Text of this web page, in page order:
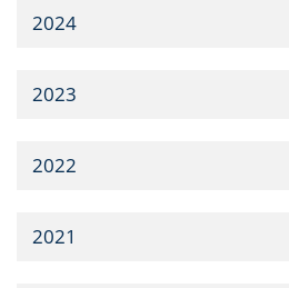
2024
2023
2022
2021